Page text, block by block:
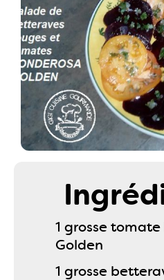
1 grosse
Golden
1 grosse